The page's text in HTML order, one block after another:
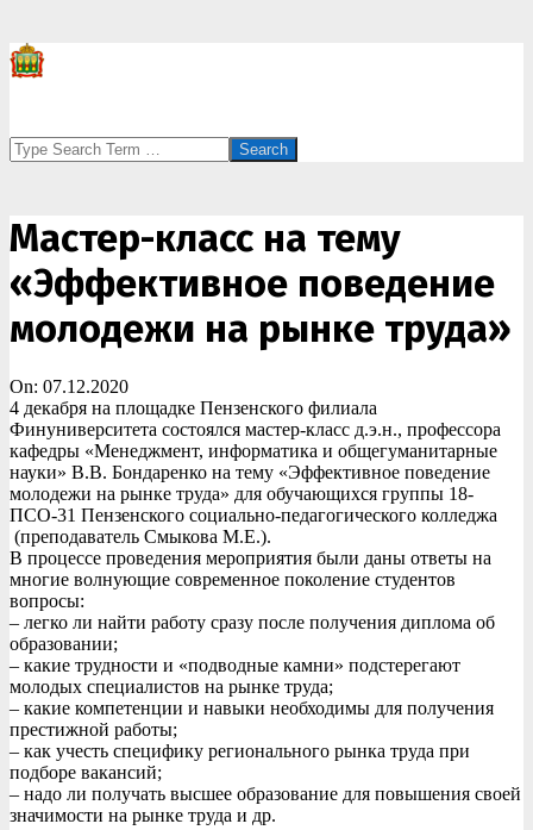
Search
Мастер-класс на тему
«Эффективное поведение
молодежи на рынке труда»
On: 07.12.2020
4 декабря на площадке Пензенского филиала
Финуниверситета состоялся мастер-класс д.э.н., профессора
кафедры «Менеджмент, информатика и общегуманитарные
науки» В.В. Бондаренко на тему «Эффективное поведение
молодежи на рынке труда» для обучающихся группы 18-
ПСО-31 Пензенского социально-педагогического колледжа
(преподаватель Смыкова М.Е.).
В процессе проведения мероприятия были даны ответы на
многие волнующие современное поколение студентов
вопросы:
– легко ли найти работу сразу после получения диплома об
образовании;
– какие трудности и «подводные камни» подстерегают
молодых специалистов на рынке труда;
– какие компетенции и навыки необходимы для получения
престижной работы;
– как учесть специфику регионального рынка труда при
подборе вакансий;
– надо ли получать высшее образование для повышения своей
значимости на рынке труда и др.